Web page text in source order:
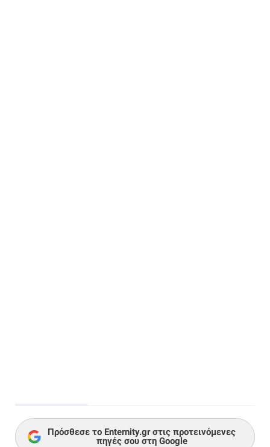
Πρόσθεσε το Enternity.gr στις προτεινόμενες
πηγές σου στη Google